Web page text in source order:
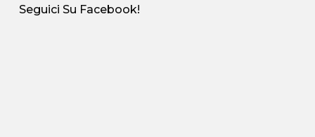
Seguici Su Facebook!